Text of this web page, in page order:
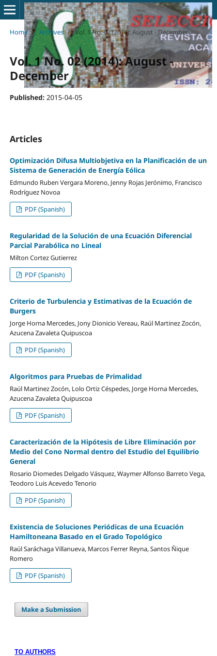
Home / Archives / Vol. 1 No. 02 (2014): August - December
Vol. 1 No. 02 (2014): August -
December
Published: 2015-04-05
Articles
Optimización Difusa Multiobjetiva en la Planificación de un
Sistema de Generación de Energía Eólica
Edmundo Ruben Vergara Moreno, Jenny Rojas Jerónimo, Francisco
Rodríguez Novoa
PDF (Spanish)
Regularidad de la Solución de una Ecuación Diferencial
Parcial Parabólica no Lineal
Milton Cortez Gutierrez
PDF (Spanish)
Criterio de Turbulencia y Estimativas de la Ecuación de
Burgers
Jorge Horna Mercedes, Jony Dionicio Vereau, Raúl Martinez Zocón,
Azucena Zavaleta Quipuscoa
PDF (Spanish)
Algoritmos para Pruebas de Primalidad
Raúl Martinez Zocón, Lolo Ortiz Céspedes, Jorge Horna Mercedes,
Azucena Zavaleta Quipuscoa
PDF (Spanish)
Caracterización de la Hipótesis de Libre Eliminación por
Medio del Cono Normal dentro del Estudio del Equilibrio
General
Rosario Diomedes Delgado Vásquez, Waymer Alfonso Barreto Vega,
Teodoro Luis Acevedo Tenorio
PDF (Spanish)
Existencia de Soluciones Periódicas de una Ecuación
Hamiltoneana Basado en el Grado Topológico
Raúl Saráchaga Villanueva, Marcos Ferrer Reyna, Santos Ñique
Romero
PDF (Spanish)
Make a Submission
TO AUTHORS